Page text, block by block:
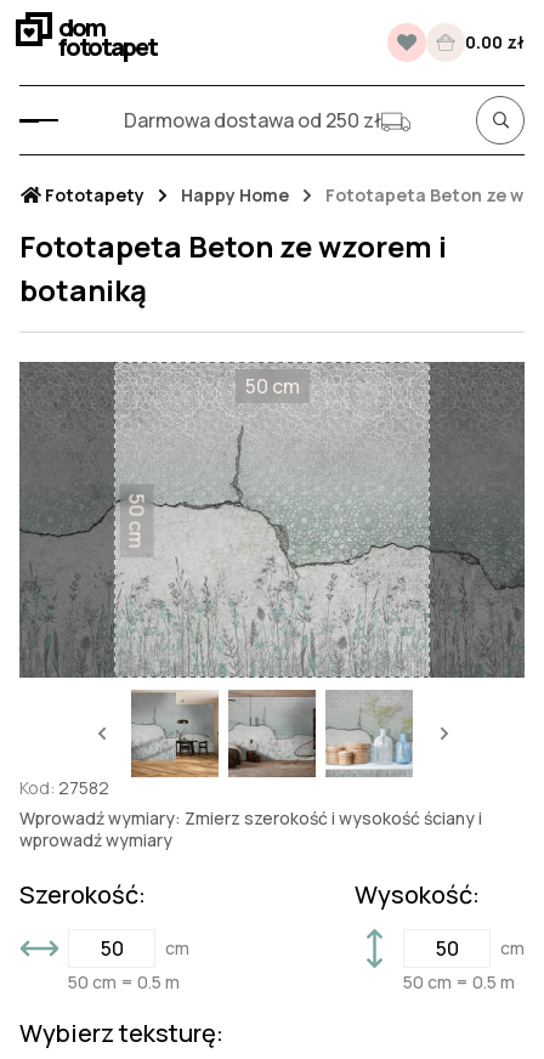
dom
fototapet 0.00 zł
Darmowa dostawa od 250 zł
Fototapety Happy Home Fototapeta Beton ze
Fototapeta Beton ze wzorem i
botaniką
50 cm
50 cm
Kod: 27582
Wprowadź wymiary: Zmierz szerokość i wysokość ściany i
wprowadź wymiary
Szerokość:
cm
50 cm = 0.5 m
Wysokość:
cm
50 cm = 0.5 m
Wybierz teksturę: